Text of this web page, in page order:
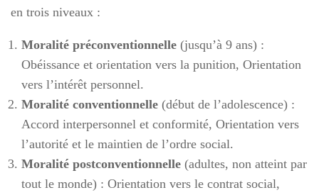
en trois niveaux :
Moralité préconventionnelle (jusqu’à 9 ans) :
Obéissance et orientation vers la punition, Orientation
vers l’intérêt personnel.
Moralité conventionnelle (début de l’adolescence) :
Accord interpersonnel et conformité, Orientation vers
l’autorité et le maintien de l’ordre social.
Moralité postconventionnelle (adultes, non atteint par
tout le monde) : Orientation vers le contrat social,